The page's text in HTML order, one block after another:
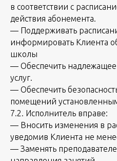
в соответствии с
действия абонемента.
— Поддерживать
информировать Клиента
школы
— Обеспечить надлежащее
услуг.
— Обеспечить
помещений
7.2. Исполнитель вправе:
— Вносить изменения в
уведомив Клиента не
— Заменять